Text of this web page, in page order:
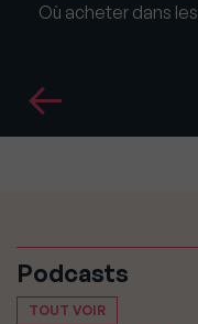
Où acheter dans
Podcasts
TOUT VOIR